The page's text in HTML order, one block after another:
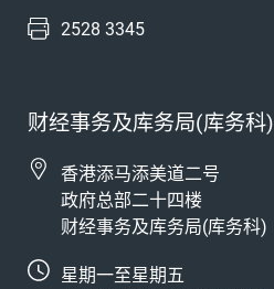
2528 3345
财经事务及库务局(库务科)
香港添马添美道二号
政府总部二十四楼
财经事务及库务局(库务科)
星期一至星期五